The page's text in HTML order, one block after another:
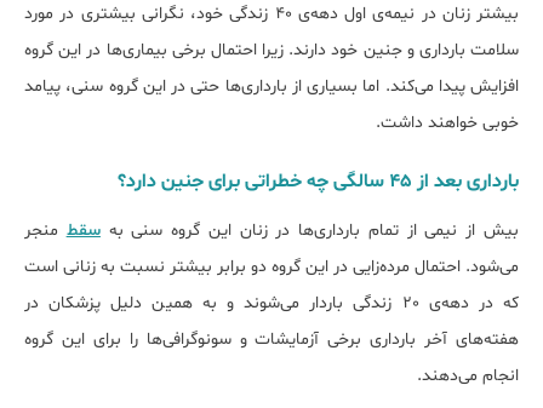
بیشتر زنان در نیمه‌ی اول دهه‌ی 40 زندگی خود، نگرانی بیشتری در مورد
سلامت بارداری و جنین خود دارند. زیرا احتمال برخی بیماری‌ها در این گروه
افزایش پیدا می‌کند. اما بسیاری از بارداری‌ها حتی در این گروه سنی، پیامد
خوبی خواهند داشت.
بارداری بعد از 45 سالگی چه خطراتی برای جنین دارد؟
بیش از نیمی از تمام بارداری‌ها در زنان این گروه سنی بهسقط منجر
می‌شود. احتمال مرده‌زایی در این گروه دو برابر بیشتر نسبت به زنانی است
که در دهه‌ی 20 زندگی باردار می‌شوند و به همین دلیل پزشکان در
هفته‌های آخر بارداری برخی آزمایشات و سونوگرافی‌ها را برای این گروه
انجام می‌دهند.